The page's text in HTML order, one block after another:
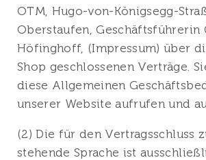
OTM, Hugo-von-Königsegg-
Oberstaufen, Geschäftsführerin
Höfinghoff, (Impressum) über
Shop geschlossenen Verträge.
diese Allgemeinen
unserer Website aufrufen und
(2) Die für den Vertragsschluss
stehende Sprache ist